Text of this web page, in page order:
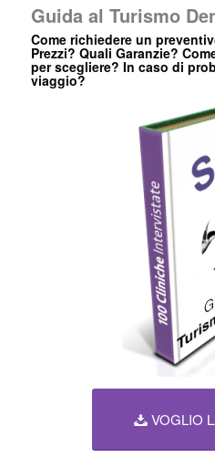
Guida al Turismo
Come richiedere un
Prezzi? Quali Garanzie?
per scegliere? In caso di
viaggio?
VOGLIO